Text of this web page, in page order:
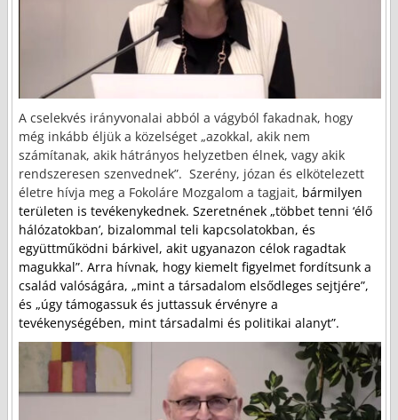
A cselekvés irányvonalai abból a vágyból fakadnak, hogy
még inkább éljük a közelséget „azokkal, akik nem
számítanak, akik hátrányos helyzetben élnek, vagy akik
rendszeresen szenvednek”. Szerény, józan és elkötelezett
életre hívja meg a Fokoláre Mozgalom a tagjait, bármilyen
területen is tevékenykednek. Szeretnének „többet tenni ‘élő
hálózatokban’, bizalommal teli kapcsolatokban, és
együttműködni bárkivel, akit ugyanazon célok ragadtak
magukkal”. Arra hívnak, hogy kiemelt figyelmet fordítsunk a
család valóságára, „mint a társadalom elsődleges sejtjére”,
és „úgy támogassuk és juttassuk érvényre a
tevékenységében, mint társadalmi és politikai alanyt”.